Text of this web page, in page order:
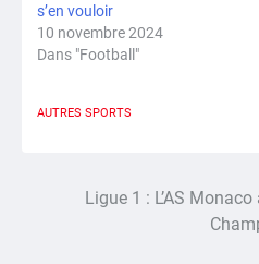
s’en vouloir
10 novembre 2024
Dans "Football"
AUTRES SPORTS
NavigationLigue 1 : L’AS